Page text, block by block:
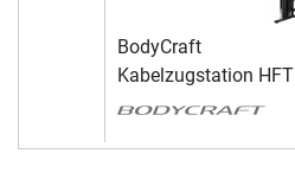
BodyCraft
Kabelzugstation HFT